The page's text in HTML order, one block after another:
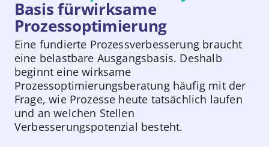
Basis fürwirksame
Prozessoptimierung
Eine fundierte Prozessverbesserung braucht
eine belastbare Ausgangsbasis. Deshalb
beginnt eine wirksame
Prozessoptimierungsberatung häufig mit der
Frage, wie Prozesse heute tatsächlich laufen
und an welchen Stellen
Verbesserungspotenzial besteht.